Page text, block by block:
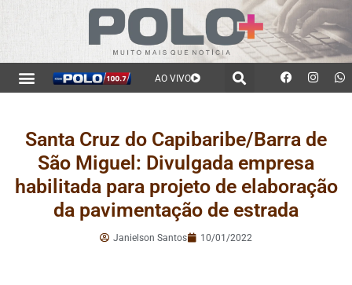
AO VIVO
Santa Cruz do Capibaribe/Barra de
São Miguel: Divulgada empresa
habilitada para projeto de elaboração
da pavimentação de estrada
Janielson Santos 10/01/2022